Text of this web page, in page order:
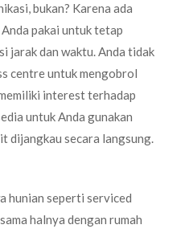
bukan? Karena ada
pakai untuk tetap
jarak dan waktu. Anda tidak
centre untuk mengobrol
interest terhadap
untuk Anda gunakan
dijangkau secara langsung.
hunian seperti serviced
halnya dengan rumah